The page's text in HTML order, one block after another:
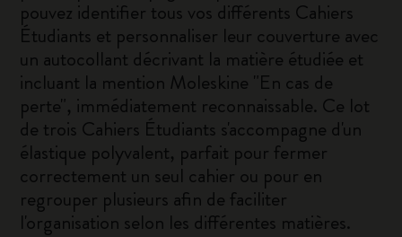
pouvez identifier tous vos différents Cahiers
Étudiants et personnaliser leur couverture avec
un autocollant décrivant la matière étudiée et
incluant la mention Moleskine "En cas de
perte", immédiatement reconnaissable. Ce lot
de trois Cahiers Étudiants s'accompagne d'un
élastique polyvalent, parfait pour fermer
correctement un seul cahier ou pour en
regrouper plusieurs afin de faciliter
l'organisation selon les différentes matières.